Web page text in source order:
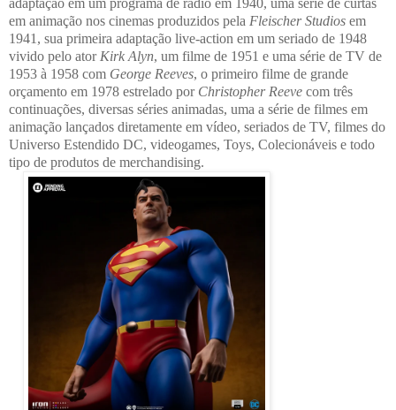
em animação nos cinemas produzidos pela Fleischer Studios em
1941, sua primeira adaptação live-action em um seriado de 1948
vivido pelo ator Kirk Alyn, um filme de 1951 e uma série de TV de
1953 à 1958 com George Reeves, o primeiro filme de grande
orçamento em 1978 estrelado por Christopher Reeve com três
continuações, diversas séries animadas, uma a série de filmes em
animação lançados diretamente em vídeo, seriados de TV, filmes do
Universo Estendido DC, videogames, Toys, Colecionáveis e todo
tipo de produtos de merchandising.